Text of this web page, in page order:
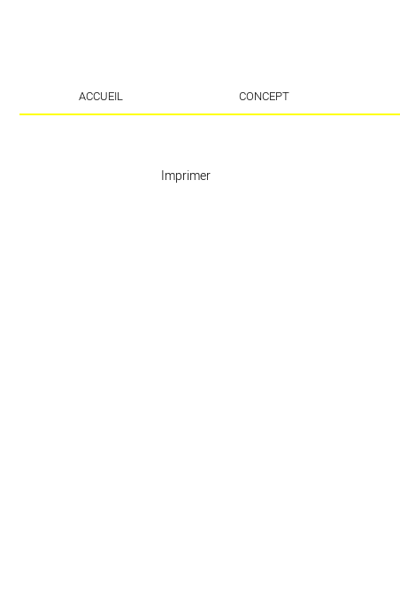
ACCUEIL CONCEPT
Imprimer